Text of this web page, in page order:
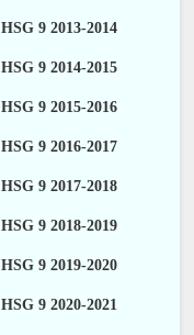
HSG 9 2013-2014
HSG 9 2014-2015
HSG 9 2015-2016
HSG 9 2016-2017
HSG 9 2017-2018
HSG 9 2018-2019
HSG 9 2019-2020
HSG 9 2020-2021